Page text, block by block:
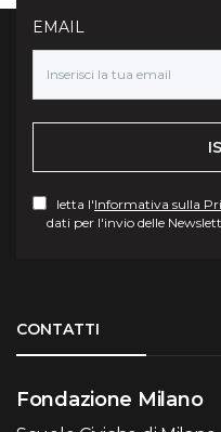
EMAIL
letta l'Informativa sulla
dati per l'invio delle
CONTATTI
Fondazione Milano